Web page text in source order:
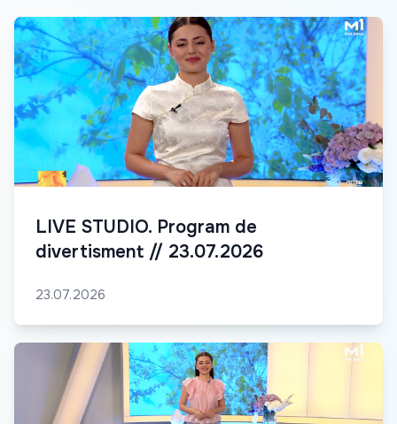
LIVE STUDIO. Program de
divertisment // 23.07.2026
23.07.2026